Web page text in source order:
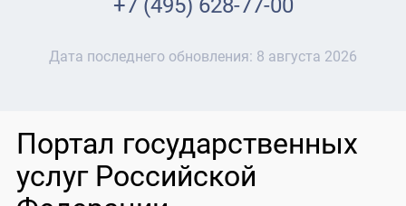
+7 (495) 628-77-00
Дата последнего обновления: 8 августа 2026
Портал государственных
услуг Российской